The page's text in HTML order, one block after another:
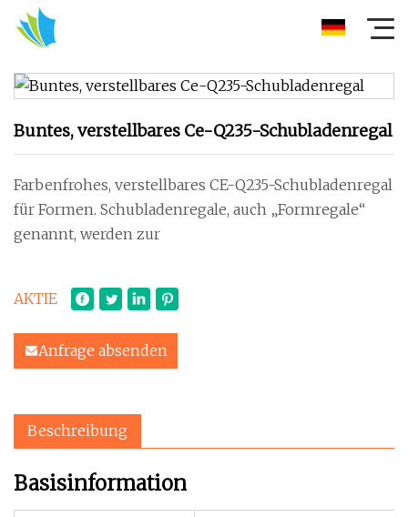
Buntes, verstellbares Ce-Q235-Schubladenregal
Farbenfrohes, verstellbares CE-Q235-Schubladenregal
für Formen. Schubladenregale, auch „Formregale“
genannt, werden zur
AKTIE
Anfrage absenden
Beschreibung
Basisinformation